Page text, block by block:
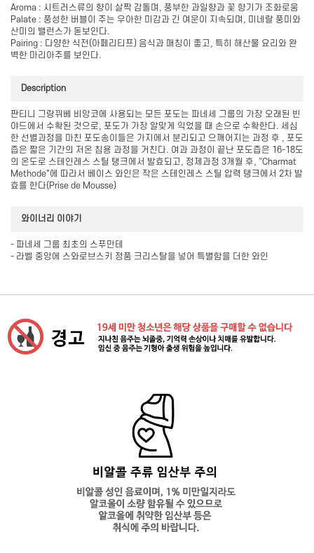
Aroma : 시트러스류의 향이 살짝 감돌며, 풍부한 과일향과 꽃 향기가 조화로움
Palate : 풍성한 버블이 주는 우아한 미감과 긴 여운이 지속되며, 미네랄 풍미와
산미의 밸런스가 돋보인다.
Pairing : 다양한 식전(아페리티프) 음식과 매칭이 좋고, 특히 해산물 요리와 완
벽한 마리아주를 보인다.
Description
판티니 그랑뀌베 비앙코에 사용되는 모든 포도는 파네세 그룹의 가장 오래된 빈
야드에서 수확된 것으로, 포도가 가장 알맞게 익었을 때 손으로 수확한다. 세심
한 선별과정을 마친 포도송이들은 가지에서 분리되고 으깨어지는 과정 후 , 포도
즙은 짧은 기간의 저온 침용 과정을 거친다. 여과 과정이 끝난 포도즙은 16-18도
의 온도로 스테인레스 스틸 탱크에서 발효되고, 정제과정 3개월 후, “Charmat
Methode"에 따라서 베이스 와인은 작은 스테인레스 스틸 압력 탱크에서 2차 발
효를 한다(Prise de Mousse)
와이너리 이야기
- 파네세 그룹 최초의 스푸만테
- 라벨 중앙에 스와로브스키 정품 크리스탈을 넣어 특별함을 더한 와인